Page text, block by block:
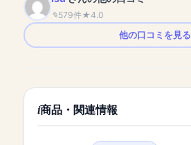
579件
4.0
他の口コミを見る
商品・関連情報